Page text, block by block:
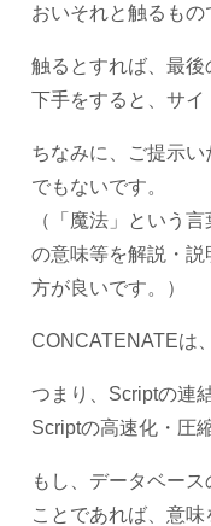
おいそれと触るもの
触るとすれば、最後
下手をすると、サイ
ちなみに、ご提示
でもないです。
（「魔法」という
の意味等を解説・
方が良いです。）
CONCATENATEは
つまり、Scriptの連
Scriptの高速化・圧
もし、データベー
ことであれば、意味